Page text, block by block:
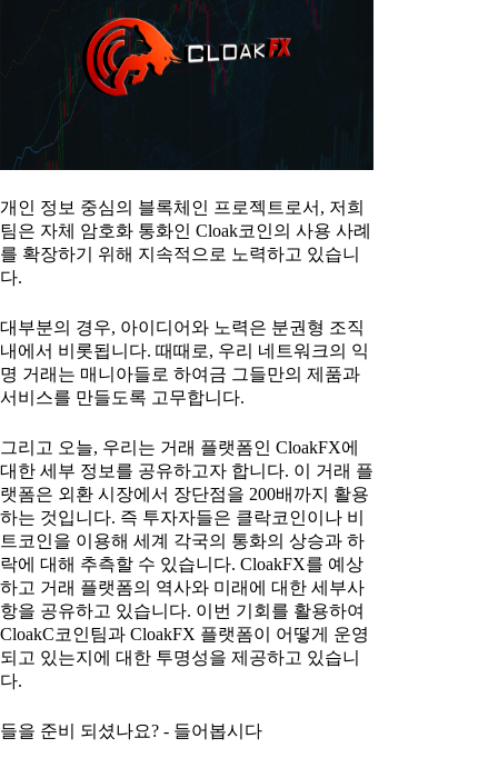
개인 정보 중심의 블록체인 프로젝트로서, 저희
팀은 자체 암호화 통화인 Cloak코인의 사용 사례
를 확장하기 위해 지속적으로 노력하고 있습니
다.
대부분의 경우, 아이디어와 노력은 분권형 조직
내에서 비롯됩니다. 때때로, 우리 네트워크의 익
명 거래는 매니아들로 하여금 그들만의 제품과
서비스를 만들도록 고무합니다.
그리고 오늘, 우리는 거래 플랫폼인 CloakFX에
대한 세부 정보를 공유하고자 합니다. 이 거래 플
랫폼은 외환 시장에서 장단점을 200배까지 활용
하는 것입니다. 즉 투자자들은 클락코인이나 비
트코인을 이용해 세계 각국의 통화의 상승과 하
락에 대해 추측할 수 있습니다. CloakFX를 예상
하고 거래 플랫폼의 역사와 미래에 대한 세부사
항을 공유하고 있습니다. 이번 기회를 활용하여
CloakC코인팀과 CloakFX 플랫폼이 어떻게 운영
되고 있는지에 대한 투명성을 제공하고 있습니
다.
들을 준비 되셨나요? - 들어봅시다